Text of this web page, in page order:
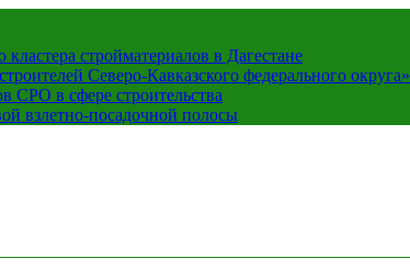
стройматериалов в Дагестане
Северо-Кавказского федерального округа»
СРО в сфере строительства
взлетно-посадочной полосы